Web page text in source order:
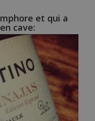
et qui a
cave: